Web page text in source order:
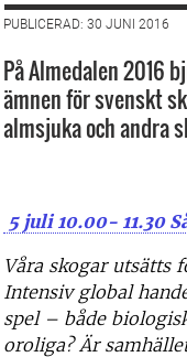
PUBLICERAD: 30 JUNI 2016
På Almedalen 2016
ämnen för svenskt
almsjuka och andra
5 juli 10.00- 11.30
Våra skogar utsätts
Intensiv global
spel – både
oroliga? Är